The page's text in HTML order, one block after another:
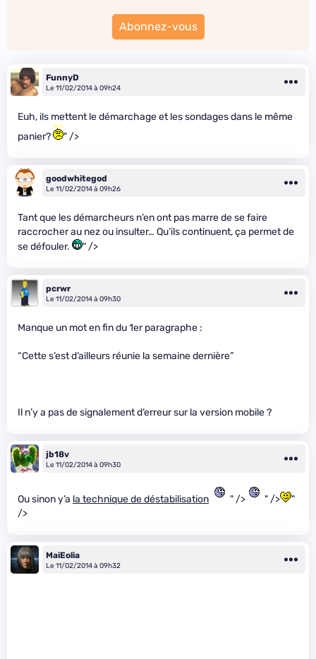
Abonnez-vous
FunnyD
Le 11/02/2014 à 09h24
Euh, ils mettent le démarchage et les sondages dans le même
panier?
" />
goodwhitegod
Le 11/02/2014 à 09h26
Tant que les démarcheurs n’en ont pas marre de se faire
raccrocher au nez ou insulter… Qu’ils continuent, ça permet de
se défouler.
" />
pcrwr
Le 11/02/2014 à 09h30
Manque un mot en fin du 1er paragraphe :
“Cette s’est d’ailleurs réunie la semaine dernière”
Il n’y a pas de signalement d’erreur sur la version mobile ?
jb18v
Le 11/02/2014 à 09h30
Ou sinon y’a la technique de déstabilisation " /> " />
"
/>
MaiEolia
Le 11/02/2014 à 09h32